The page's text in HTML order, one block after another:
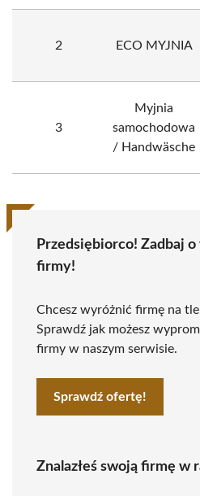
2 ECO MYJNIA
3
Myjnia
samochodowa
/ Handwäsche
Przedsiębiorco! Zadbaj
firmy!
Chcesz wyróżnić firmę na
Sprawdź jak możesz
firmy w naszym serwisie.
Sprawdź ofertę!
Znalazłeś swoją firmę w